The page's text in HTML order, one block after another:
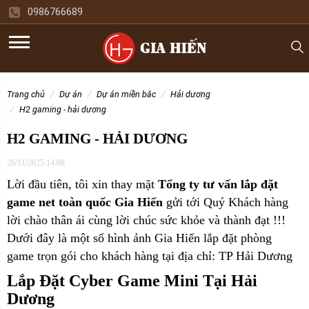
0986766689
trang chủ dự án dự án miền bắc
hải dương
h2 gaming - hải dương
H2 GAMING - HẢI DƯƠNG
26/11/2025 14:08
Lời đầu tiên, tôi xin thay mặt Tổng ty tư vấn lắp đặt
game net toàn quốc Gia Hiến gửi tới Quý Khách hàng
lời chào thân ái cùng lời chúc sức khỏe và thành đạt !!!
Dưới đây là một số hình ảnh Gia Hiến lắp đặt phòng
game trọn gói cho khách hàng tại địa chỉ: TP Hải Dương
Lắp Đặt Cyber Game Mini Tại Hải
Dương